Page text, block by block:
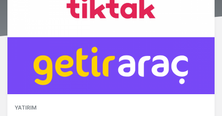
YATIRIM